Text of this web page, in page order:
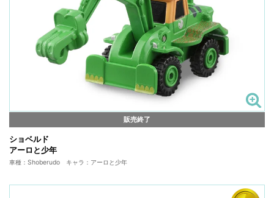
販売終了
ショベルド
アーロと少年
車種：Shoberudo キャラ：アーロと少年